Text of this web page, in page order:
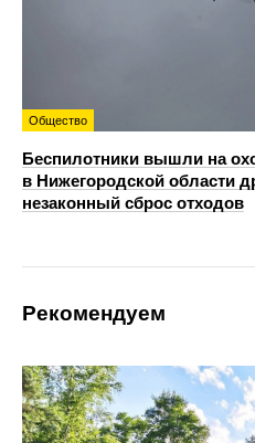
Общество
Беспилотники вышли на
в Нижегородской области
незаконный сброс отходов
Рекомендуем